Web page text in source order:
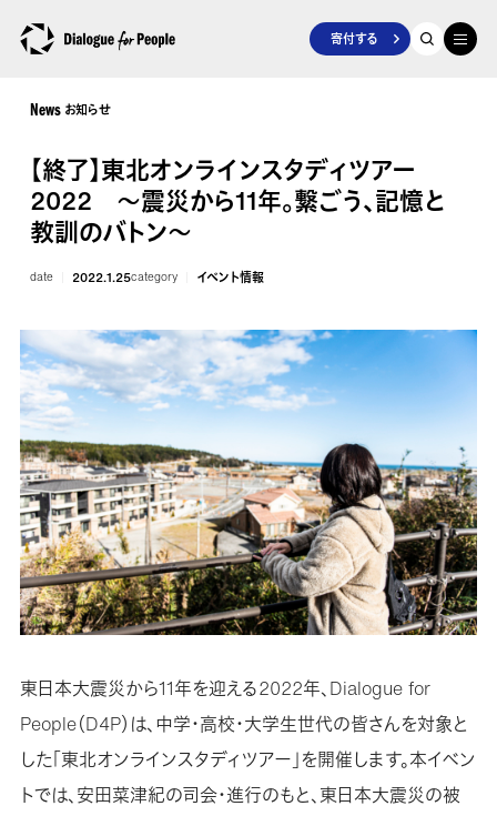
寄付する
News お知らせ
【終了】東北オンラインスタディツアー
2022 ～震災から11年。繋ごう、記憶と
教訓のバトン～
date 2022.1.25category イベント情報
東日本大震災から11年を迎える2022年、Dialogue for
People（D4P）は、中学・高校・大学生世代の皆さんを対象と
した「東北オンラインスタディツアー」を開催します。本イベン
トでは、安田菜津紀の司会・進行のもと、東日本大震災の被